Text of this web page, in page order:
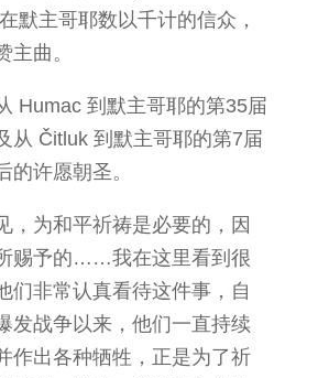
默主哥耶数以千计的信众，
主曲。
Humac 到默主哥耶的第35届
从 Čitluk 到默主哥耶的第7届
的许愿朝圣。
，为和平祈祷是必要的，因
赐予的……我在这里看到很
们非常认真看待这件事，自
发战争以来，他们一直持续
作出各种牺牲，正是为了祈